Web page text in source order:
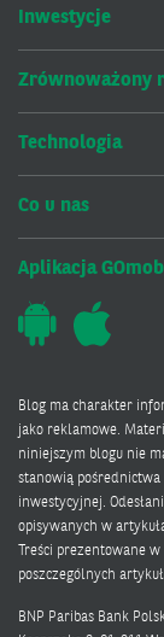
Inwestycje
Zrównoważony
Technologia
Co u nas
Aplikacja
Blog ma charakter
jako reklamowe.
niniejszym blogu nie
stanowią
inwestycyjnej.
opisywanych w
Treści prezentowane
poszczególnych
BNP Paribas Bank